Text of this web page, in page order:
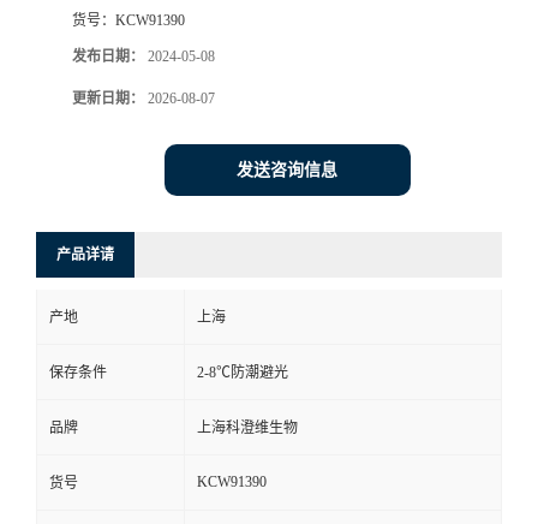
货号： KCW91390
发布日期： 2024-05-08
更新日期： 2026-08-07
发送咨询信息
产品详请
产地 上海
保存条件 2-8℃防潮避光
品牌 上海科澄维生物
货号 KCW91390